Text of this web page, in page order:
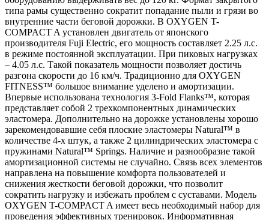
типа рамы существенно сократит попадание пыли и грязи во
внутренние части беговой дорожки. В OXYGEN T-
COMPACT A установлен двигатель от японского
производителя Fuji Electric, его мощность составляет 2.25 л.с.
в режиме постоянной эксплуатации. При пиковых нагрузках
– 4.05 л.с. Такой показатель мощности позволяет достичь
разгона скорости до 16 км/ч. Традиционно для OXYGEN
FITNESS™ большое внимание уделено и амортизации.
Впервые использована технология 3-Fold Flanks™, которая
представляет собой 2 трехкомпонентных динамических
эластомера. Дополнительно на дорожке установлены хорошо
зарекомендовавшие себя плоские эластомеры Natural™ в
количестве 4-х штук, а также 2 цилиндрических эластомера с
пружинами Natural™ Springs. Наличие и разнообразие такой
амортизационной системы не случайно. Связь всех элементов
направлена на повышение комфорта пользователей и
снижения жесткости беговой дорожки, что позволит
сократить нагрузку и избежать проблем с суставами. Модель
OXYGEN T-COMPACT A имеет весь необходимый набор для
проведения эффективных тренировок. Информативная